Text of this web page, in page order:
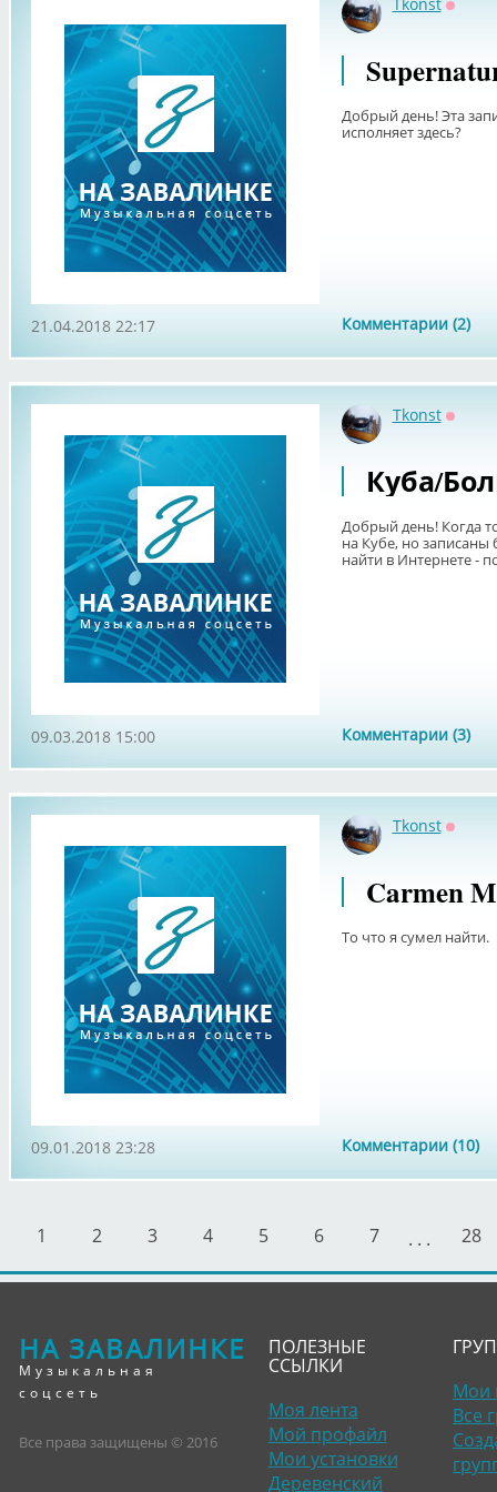
Добрый день! Эта
исполняет здесь?
Комментарии (2)
21.04.2018 22:17
Tkonst
Куба/
Добрый день! Когда
на Кубе, но записаны
найти в Интернете -
Комментарии (3)
09.03.2018 15:00
Tkonst
Carmen
То что я сумел найти.
Комментарии (10)
09.01.2018 23:28
1 2 3 4 5 6 7 . . . 28
НА ЗАВАЛИНКЕ
Музыкальная
соцсеть
Все права защищены © 2016
ПОЛЕЗНЫЕ
ССЫЛКИ
Моя лента
Мой профайл
Мои установки
Деревенский
Мои
Все